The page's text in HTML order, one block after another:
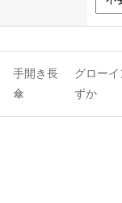
手開き長
傘
グロー
ずか